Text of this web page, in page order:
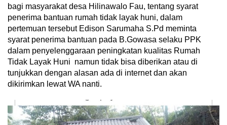
bagi masyarakat desa Hilinawalo Fau, tentang syarat
penerima bantuan rumah tidak layak huni, dalam
pertemuan tersebut Edison Sarumaha S.Pd meminta
syarat penerima bantuan pada B.Gowasa selaku PPK
dalam penyelenggaraan peningkatan kualitas Rumah
Tidak Layak Huni namun tidak bisa diberikan atau di
tunjukkan dengan alasan ada di internet dan akan
dikirimkan lewat WA nanti.